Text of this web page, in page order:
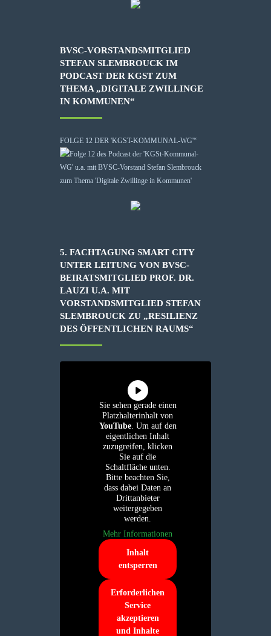
BVSC-VORSTANDSMITGLIED
STEFAN SLEMBROUCK IM
PODCAST DER KGST ZUM
THEMA „DIGITALE ZWILLINGE
IN KOMMUNEN“
FOLGE 12 DER 'KGST-KOMMUNAL-WG'“
5. FACHTAGUNG SMART CITY
UNTER LEITUNG VON BVSC-
BEIRATSMITGLIED PROF. DR.
LAUZI U.A. MIT
VORSTANDSMITGLIED STEFAN
SLEMBROUCK ZU „RESILIENZ
DES ÖFFENTLICHEN RAUMS“
Sie sehen gerade einen
Platzhalterinhalt von
YouTube. Um auf den
eigentlichen Inhalt
zuzugreifen, klicken
Sie auf die
Schaltfläche unten.
Bitte beachten Sie,
dass dabei Daten an
Drittanbieter
weitergegeben
werden.
Mehr Informationen
Inhalt
entsperren
Erforderlichen
Service
akzeptieren
und Inhalte